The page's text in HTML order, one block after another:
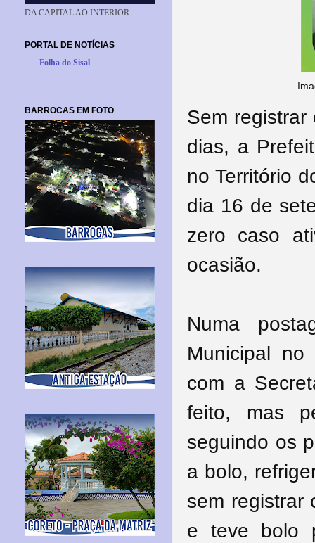
Sem registrar
dias, a
no Território
dia 16 de
zero caso
ocasião.
Numa
Municipal
com a
feito, mas
seguindo os
a bolo,
sem registrar
e teve bolo
DA CAPITAL AO INTERIOR
PORTAL DE NOTÍCIAS
Folha do Sisal
-
BARROCAS EM FOTO